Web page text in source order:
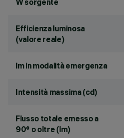
W sorgente
Efficienza luminosa
(valore reale)
lm in modalità emergenza
Intensità massima (cd)
Flusso totale emesso a
90° o oltre (lm)